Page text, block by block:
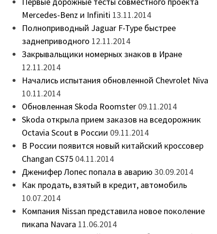
Mercedes-Benz и Infiniti 13.11.2014
Полноприводный Jaguar F-Type быстрее
заднеприводного 12.11.2014
Закрывальщики номерных знаков в Иране
12.11.2014
Начались испытания обновленной Chevrolet Niva
10.11.2014
Обновленная Skoda Roomster 09.11.2014
Skoda открыла прием заказов на вседорожник
Octavia Scout в России 09.11.2014
В России появится новый китайский кроссовер
Changan CS75 04.11.2014
Дженифер Лопес попала в аварию 30.09.2014
Как продать, взятый в кредит, автомобиль
10.07.2014
Компания Nissan представила новое поколение
пикапа Navara 11.06.2014